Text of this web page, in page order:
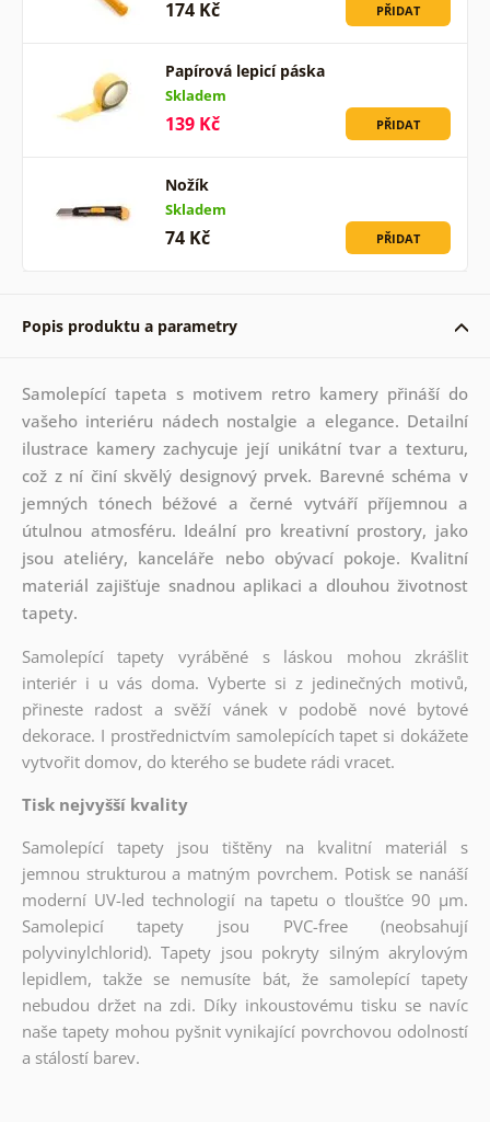
174 Kč PŘIDAT
Papírová lepicí páska
Skladem
139 Kč PŘIDAT
Nožík
Skladem
74 Kč PŘIDAT
Popis produktu a parametry
Samolepící tapeta s motivem retro kamery přináší do
vašeho interiéru nádech nostalgie a elegance. Detailní
ilustrace kamery zachycuje její unikátní tvar a texturu,
což z ní činí skvělý designový prvek. Barevné schéma v
jemných tónech béžové a černé vytváří příjemnou a
útulnou atmosféru. Ideální pro kreativní prostory, jako
jsou ateliéry, kanceláře nebo obývací pokoje. Kvalitní
materiál zajišťuje snadnou aplikaci a dlouhou životnost
tapety.
Samolepící tapety vyráběné s láskou mohou zkrášlit
interiér i u vás doma. Vyberte si z jedinečných motivů,
přineste radost a svěží vánek v podobě nové bytové
dekorace. I prostřednictvím samolepících tapet si dokážete
vytvořit domov, do kterého se budete rádi vracet.
Tisk nejvyšší kvality
Samolepící tapety jsou tištěny na kvalitní materiál s
jemnou strukturou a matným povrchem. Potisk se nanáší
moderní UV-led technologií na tapetu o tloušťce 90 µm.
Samolepicí tapety jsou PVC-free (neobsahují
polyvinylchlorid). Tapety jsou pokryty silným akrylovým
lepidlem, takže se nemusíte bát, že samolepící tapety
nebudou držet na zdi. Díky inkoustovému tisku se navíc
naše tapety mohou pyšnit vynikající povrchovou odolností
a stálostí barev.